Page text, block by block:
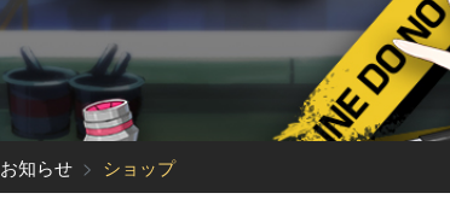
お知らせ ショップ